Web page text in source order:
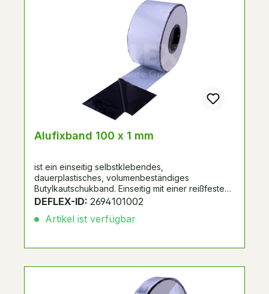
Alufixband 100 x 1 mm
ist ein einseitig selbstklebendes,
dauerplastisches, volumenbeständiges
Butylkautschukband. Einseitig mit einer reißfesten
Kunststoff-Aluminiumverbundfolie kaschiert. UV-
Alternative zu Systemnummer 298269, 288052,
DEFLEX-ID: 2694101002
Artikel ist verfügbar